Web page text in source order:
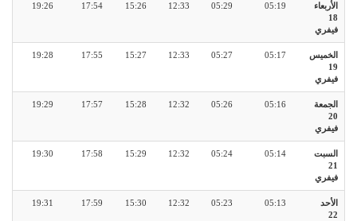
الأربعاء
18
فيفري
05:19
05:29
12:33
15:26
17:54
19:26
الخميس
19
فيفري
05:17
05:27
12:33
15:27
17:55
19:28
الجمعة
20
فيفري
05:16
05:26
12:32
15:28
17:57
19:29
السبت
21
فيفري
05:14
05:24
12:32
15:29
17:58
19:30
الأحد
22
05:13
05:23
12:32
15:30
17:59
19:31